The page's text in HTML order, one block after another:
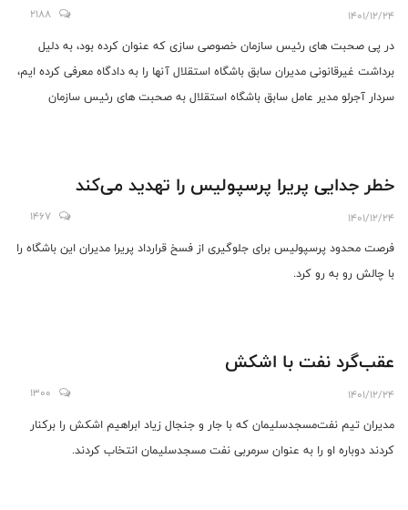
1401/12/24
2188
در پی صحبت های رئیس سازمان خصوصی سازی که عنوان کرده بود، به دلیل
برداشت غیرقانونی مدیران سابق باشگاه استقلال آنها را به دادگاه معرفی کرده ایم،
سردار آجرلو مدیر عامل سابق باشگاه استقلال به صحبت های رئیس سازمان
خطر جدایی پریرا پرسپولیس را تهدید می‌کند
1401/12/24
1467
فرصت محدود پرسپولیس برای جلوگیری از فسخ قرارداد پریرا مدیران این باشگاه را
با چالش رو به رو کرد.
عقب‌گرد نفت با اشکش
1401/12/24
1300
مدیران تیم نفت‌مسجدسلیمان که با جار و جنجال زیاد ابراهیم اشکش را برکنار
کردند دوباره او را به عنوان سرمربی نفت مسجدسلیمان انتخاب کردند.